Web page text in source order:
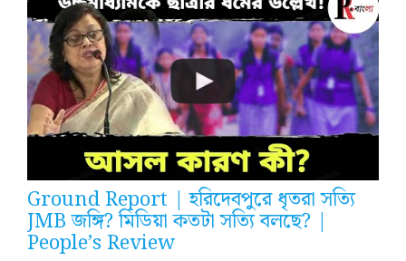
Ground Report | হরিদেবপুরে ধৃতরা সত্যি
JMB জঙ্গি? মিডিয়া কতটা সত্যি বলছে? |
People’s Review